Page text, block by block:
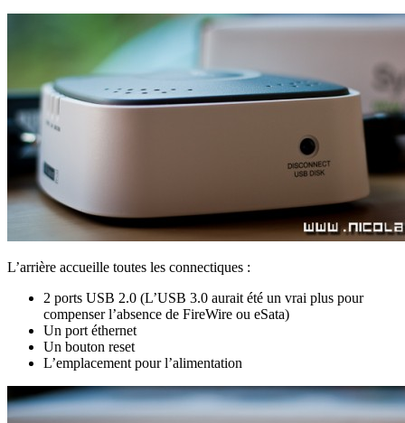
L’arrière accueille toutes les connectiques :
2 ports USB 2.0 (L’USB 3.0 aurait été un vrai plus pour
compenser l’absence de FireWire ou eSata)
Un port éthernet
Un bouton reset
L’emplacement pour l’alimentation